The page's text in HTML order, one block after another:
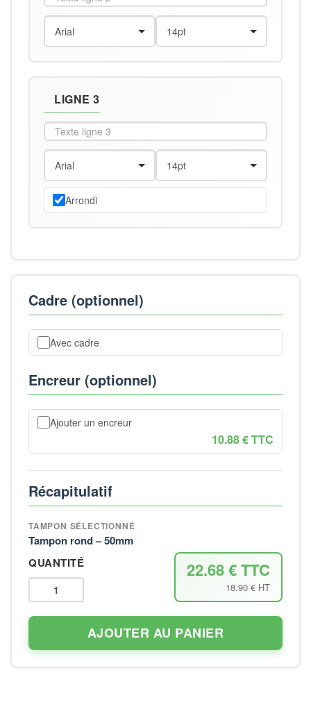
LIGNE 3
Arrondi
Cadre (optionnel)
Avec cadre
Encreur (optionnel)
Ajouter un encreur
10.88 € TTC
Récapitulatif
TAMPON SÉLECTIONNÉ
Tampon rond – 50mm
QUANTITÉ
22.68 € TTC
18.90 € HT
AJOUTER AU PANIER